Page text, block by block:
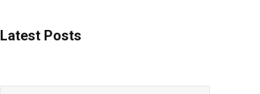
Latest Posts